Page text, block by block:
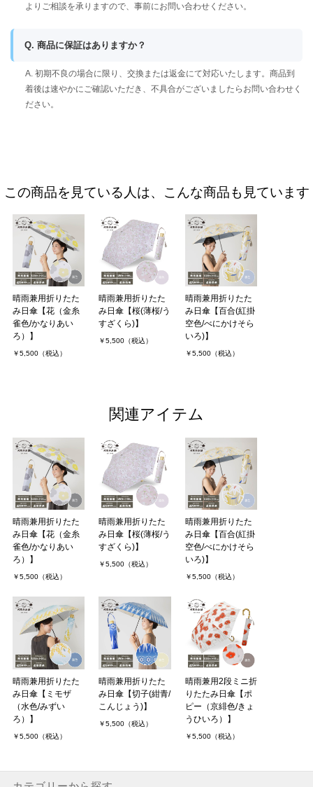
よりご相談を承りますので、事前にお問い合わせください。
Q. 商品に保証はありますか？
A. 初期不良の場合に限り、交換または返金にて対応いたします。商品到
着後は速やかにご確認いただき、不具合がございましたらお問い合わせく
ださい。
この商品を見ている人は、こんな商品も見ています
晴雨兼用折りたた
み日傘【花（金糸
雀色/かなりあい
ろ）】
￥5,500（税込）
晴雨兼用折りたた
み日傘【桜(薄桜/う
すざくら)】
￥5,500（税込）
晴雨兼用折りたた
み日傘【百合(紅掛
空色/べにかけそら
いろ)】
￥5,500（税込）
関連アイテム
晴雨兼用折りたた
み日傘【花（金糸
雀色/かなりあい
ろ）】
￥5,500（税込）
晴雨兼用折りたた
み日傘【桜(薄桜/う
すざくら)】
￥5,500（税込）
晴雨兼用折りたた
み日傘【百合(紅掛
空色/べにかけそら
いろ)】
￥5,500（税込）
晴雨兼用折りたた
み日傘【ミモザ
（水色/みずい
ろ）】
￥5,500（税込）
晴雨兼用折りたた
み日傘【切子(紺青/
こんじょう)】
￥5,500（税込）
晴雨兼用2段ミニ折
りたたみ日傘【ポ
ピー（京緋色/きょ
うひいろ）】
￥5,500（税込）